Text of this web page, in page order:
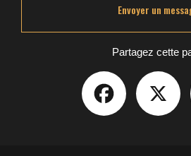
Envoyer un
Partagez cette
Facebook